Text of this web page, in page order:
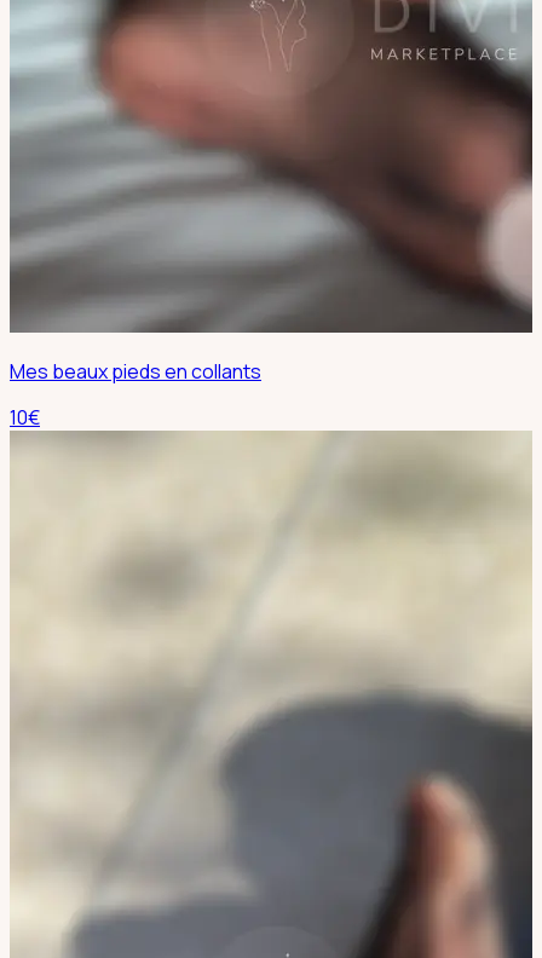
Mes beaux pieds en collants
10€